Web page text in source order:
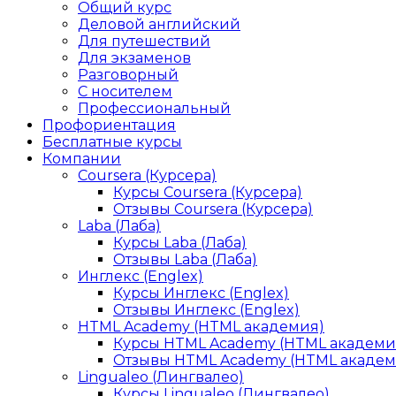
Общий курс
Деловой английский
Для путешествий
Для экзаменов
Разговорный
С носителем
Профессиональный
Профориентация
Бесплатные курсы
Компании
Coursera (Курсера)
Курсы Coursera (Курсера)
Отзывы Coursera (Курсера)
Laba (Лаба)
Курсы Laba (Лаба)
Отзывы Laba (Лаба)
Инглекс (Englex)
Курсы Инглекс (Englex)
Отзывы Инглекс (Englex)
HTML Academy (HTML академия)
Курсы HTML Academy (HTML
Отзывы HTML Academy (HTML
Lingualeo (Лингвалео)